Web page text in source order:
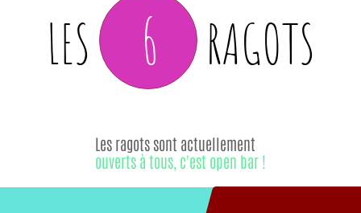
LES 6 RAGOTS
Les ragots sont actuellement
ouverts à tous, c'est open bar !